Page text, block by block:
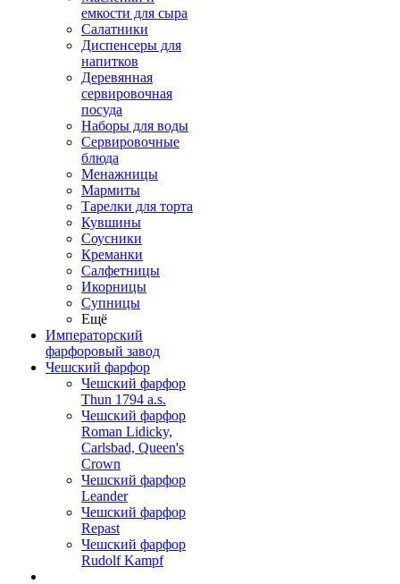
емкости для сыра
Салатники
Диспенсеры для
напитков
Деревянная
сервировочная
посуда
Наборы для воды
Сервировочные
блюда
Менажницы
Мармиты
Тарелки для торта
Кувшины
Соусники
Креманки
Салфетницы
Икорницы
Супницы
Ещё
Императорский
фарфоровый завод
Чешский фарфор
Чешский фарфор
Thun 1794 a.s.
Чешский фарфор
Roman Lidicky,
Carlsbad, Queen's
Crown
Чешский фарфор
Leander
Чешский фарфор
Repast
Чешский фарфор
Rudolf Kampf